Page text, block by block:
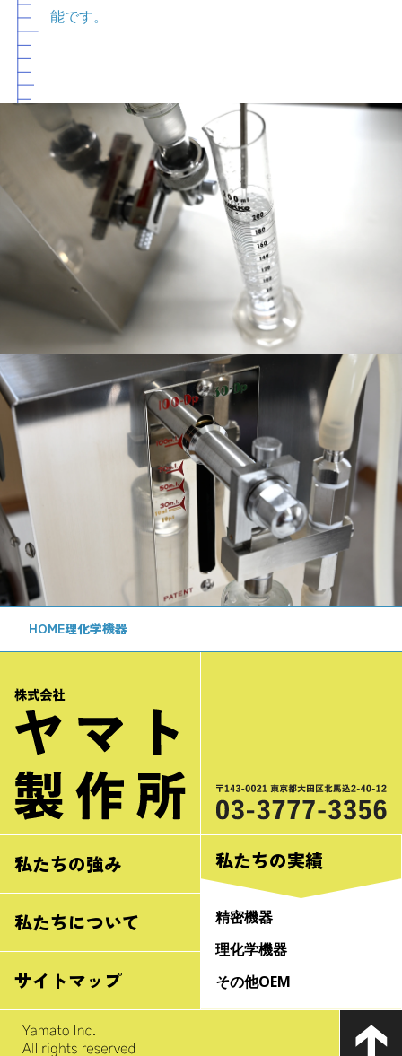
能です。
HOME理化学機器
私たちの強み 私たちの実績
精密機器
理化学機器
その他OEM
私たちについて
サイトマップ